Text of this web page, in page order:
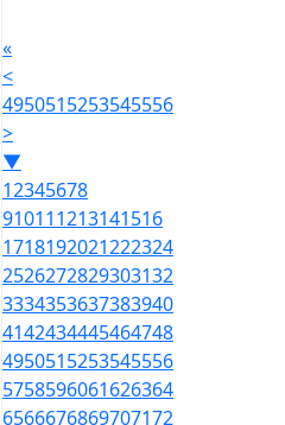
«
<
4950515253545556
>
▼
12345678
910111213141516
1718192021222324
2526272829303132
3334353637383940
4142434445464748
4950515253545556
5758596061626364
6566676869707172